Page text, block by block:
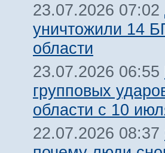
23.07.2026 07:02
уничтожили 14
области
23.07.2026 06:55
групповых
области с 10
22.07.2026 08:37